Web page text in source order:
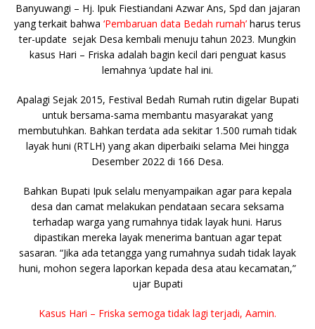
Banyuwangi – Hj. Ipuk Fiestiandani Azwar Ans, Spd dan jajaran
yang terkait bahwa ‘Pembaruan data Bedah rumah’ harus terus
ter-update sejak Desa kembali menuju tahun 2023. Mungkin
kasus Hari – Friska adalah bagin kecil dari penguat kasus
lemahnya ‘update hal ini.
Apalagi Sejak 2015, Festival Bedah Rumah rutin digelar Bupati
untuk bersama-sama membantu masyarakat yang
membutuhkan. Bahkan terdata ada sekitar 1.500 rumah tidak
layak huni (RTLH) yang akan diperbaiki selama Mei hingga
Desember 2022 di 166 Desa.
Bahkan Bupati Ipuk selalu menyampaikan agar para kepala
desa dan camat melakukan pendataan secara seksama
terhadap warga yang rumahnya tidak layak huni. Harus
dipastikan mereka layak menerima bantuan agar tepat
sasaran. “Jika ada tetangga yang rumahnya sudah tidak layak
huni, mohon segera laporkan kepada desa atau kecamatan,”
ujar Bupati
Kasus Hari – Friska semoga tidak lagi terjadi, Aamin.